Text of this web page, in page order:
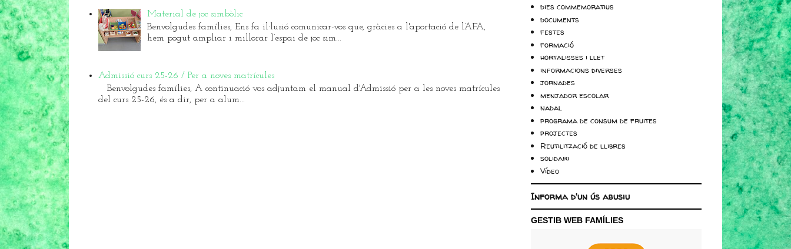
Material de joc simbòlic
Benvolgudes famílies, Ens fa il·lusió comunicar-vos que, gràcies a l'aportació de l’AFA,
hem pogut ampliar i millorar l’espai de joc sim...
Admissió curs 25-26 / Per a noves matrícules
Benvolgudes famílies, A continuació vos adjuntam el manual d'Admissió per a les noves matrícules
del curs 25-26, és a dir, per a alum...
dies commemoratius
documents
festes
formació
hortalisses i llet
informacions diverses
jornades
menjador escolar
nadal
programa de consum de fruites
projectes
Reutilització de llibres
solidari
Vídeo
Informa d'un ús abusiu
GESTIB WEB FAMÍLIES